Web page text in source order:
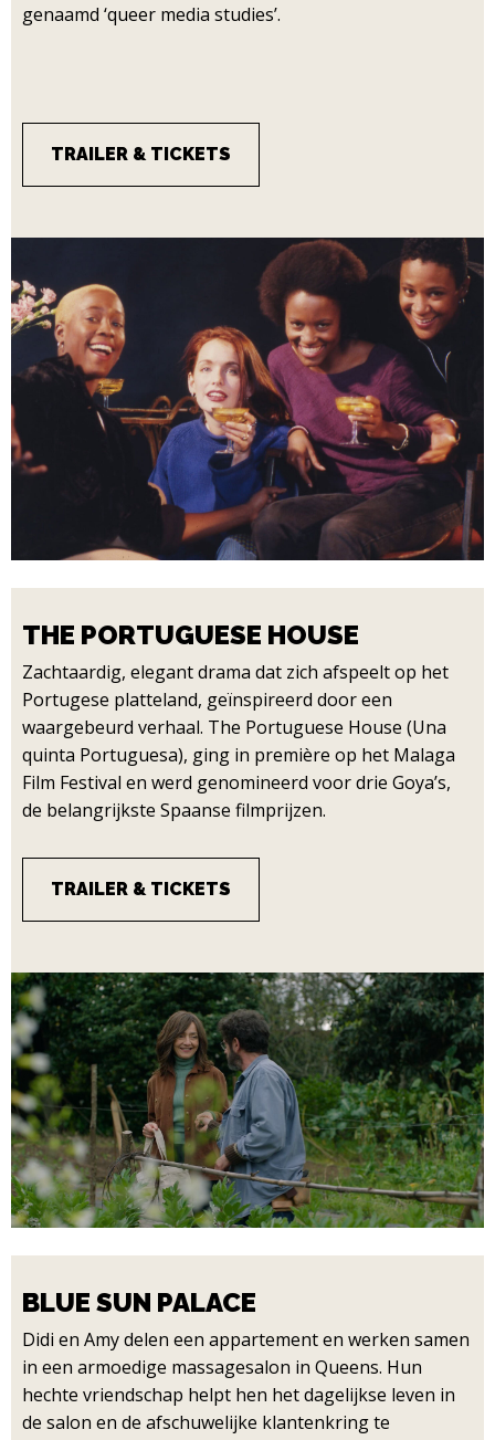
genaamd ‘queer media studies’.
TRAILER & TICKETS
THE PORTUGUESE HOUSE
Zachtaardig, elegant drama dat zich afspeelt op het
Portugese platteland, geïnspireerd door een
waargebeurd verhaal. The Portuguese House (Una
quinta Portuguesa), ging in première op het Malaga
Film Festival en werd genomineerd voor drie Goya’s,
de belangrijkste Spaanse filmprijzen.
TRAILER & TICKETS
BLUE SUN PALACE
Didi en Amy delen een appartement en werken samen
in een armoedige massagesalon in Queens. Hun
hechte vriendschap helpt hen het dagelijkse leven in
de salon en de afschuwelijke klantenkring te